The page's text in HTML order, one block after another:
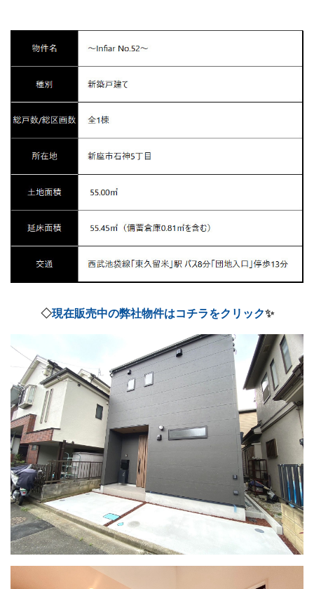
◇現在販売中の弊社物件はコチラをクリック✨